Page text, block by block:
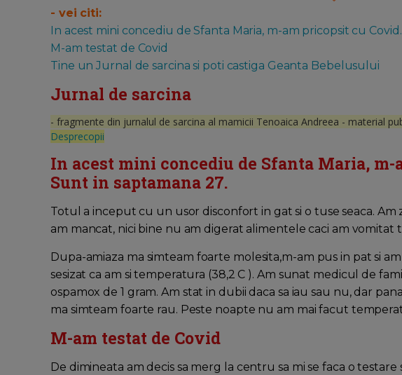
- vei citi:
In acest mini concediu de Sfanta Maria, m-am pricopsit cu
M-am testat de Covid
Tine un Jurnal de sarcina si poti castiga Geanta Bebelusului
Jurnal de sarcina
- fragmente din jurnalul de sarcina al mamicii Tenoaica Andreea - material
Desprecopii
In acest mini concediu de Sfanta Maria,
Sunt in saptamana 27.
Totul a inceput cu un usor disconfort in gat si o tuse seaca. Am
am mancat, nici bine nu am digerat alimentele caci am vomitat
Dupa-amiaza ma simteam foarte molesita,m-am pus in pat si
sesizat ca am si temperatura (38,2 C ). Am sunat medicul de
ospamox de 1 gram. Am stat in dubii daca sa iau sau nu, dar
ma simteam foarte rau. Peste noapte nu am mai facut
M-am testat de Covid
De dimineata am decis sa merg la centru sa mi se faca o